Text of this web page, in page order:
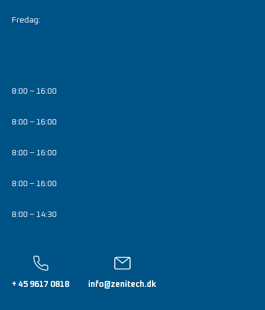
Fredag:
8:00 – 16:00
8:00 – 16:00
8:00 – 16:00
8:00 – 16:00
8:00 – 14:30
+ 45 9617 0818 info@zenitech.dk